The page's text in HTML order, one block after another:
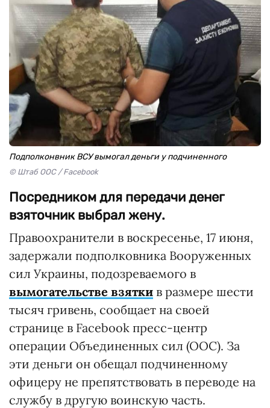
Подполконвник ВСУ вымогал деньги у подчиненного
© Штаб ООС / Facebook
Посредником для передачи денег
взяточник выбрал жену.
Правоохранители в воскресенье, 17 июня,
задержали подполковника Вооруженных
сил Украины, подозреваемого в
вымогательстве взятки в размере шести
тысяч гривень, сообщает на своей
странице в Facebook пресс-центр
операции Объединенных сил (ООС). За
эти деньги он обещал подчиненному
офицеру не препятствовать в переводе на
службу в другую воинскую часть.